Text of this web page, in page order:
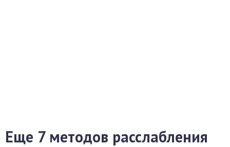
Еще 7 методов расслабления